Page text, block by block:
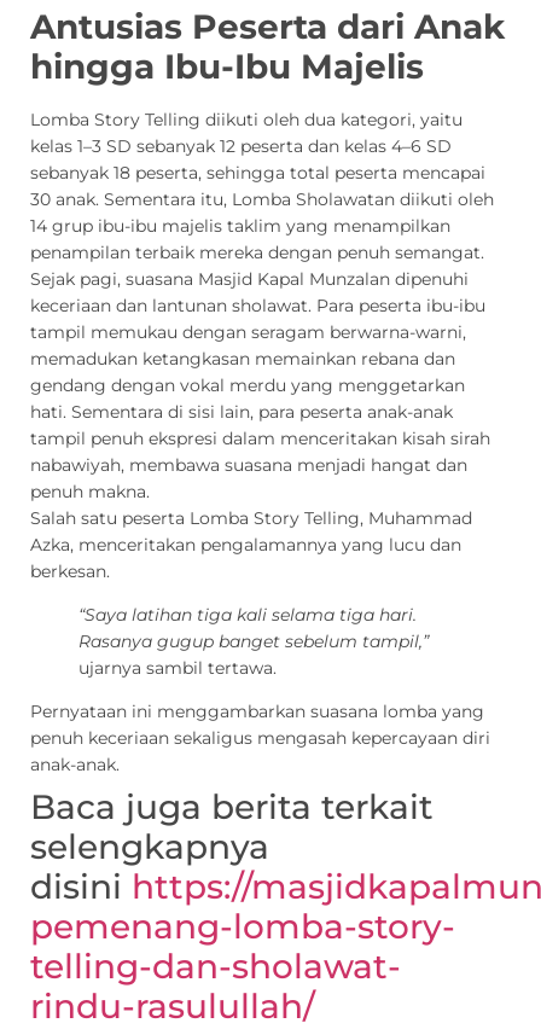
Antusias Peserta dari Anak
hingga Ibu-Ibu Majelis
Lomba Story Telling diikuti oleh dua kategori, yaitu
kelas 1–3 SD sebanyak 12 peserta dan kelas 4–6 SD
sebanyak 18 peserta, sehingga total peserta mencapai
30 anak. Sementara itu, Lomba Sholawatan diikuti oleh
14 grup ibu-ibu majelis taklim yang menampilkan
penampilan terbaik mereka dengan penuh semangat.
Sejak pagi, suasana Masjid Kapal Munzalan dipenuhi
keceriaan dan lantunan sholawat. Para peserta ibu-ibu
tampil memukau dengan seragam berwarna-warni,
memadukan ketangkasan memainkan rebana dan
gendang dengan vokal merdu yang menggetarkan
hati. Sementara di sisi lain, para peserta anak-anak
tampil penuh ekspresi dalam menceritakan kisah sirah
nabawiyah, membawa suasana menjadi hangat dan
penuh makna.
Salah satu peserta Lomba Story Telling, Muhammad
Azka, menceritakan pengalamannya yang lucu dan
berkesan.
“Saya latihan tiga kali selama tiga hari.
Rasanya gugup banget sebelum tampil,”
ujarnya sambil tertawa.
Pernyataan ini menggambarkan suasana lomba yang
penuh keceriaan sekaligus mengasah kepercayaan diri
anak-anak.
Baca juga berita terkait
selengkapnya
disini https://
pemenang-lomba-story-
telling-dan-sholawat-
rindu-rasulullah/